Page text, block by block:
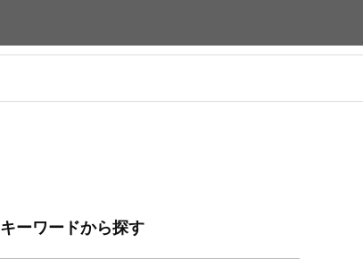
キーワードから探す